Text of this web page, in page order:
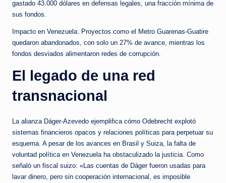
gastado 43.000 dólares en defensas legales, una fracción mínima de
sus fondos.
Impacto en Venezuela: Proyectos como el Metro Guarenas-Guatire
quedaron abandonados, con solo un 27% de avance, mientras los
fondos desviados alimentaron redes de corrupción.
El legado de una red
transnacional
La alianza Dáger-Azevedo ejemplifica cómo Odebrecht explotó
sistemas financieros opacos y relaciones políticas para perpetuar su
esquema. A pesar de los avances en Brasil y Suiza, la falta de
voluntad política en Venezuela ha obstaculizado la justicia. Como
señaló un fiscal suizo: «Las cuentas de Dáger fueron usadas para
lavar dinero, pero sin cooperación internacional, es imposible